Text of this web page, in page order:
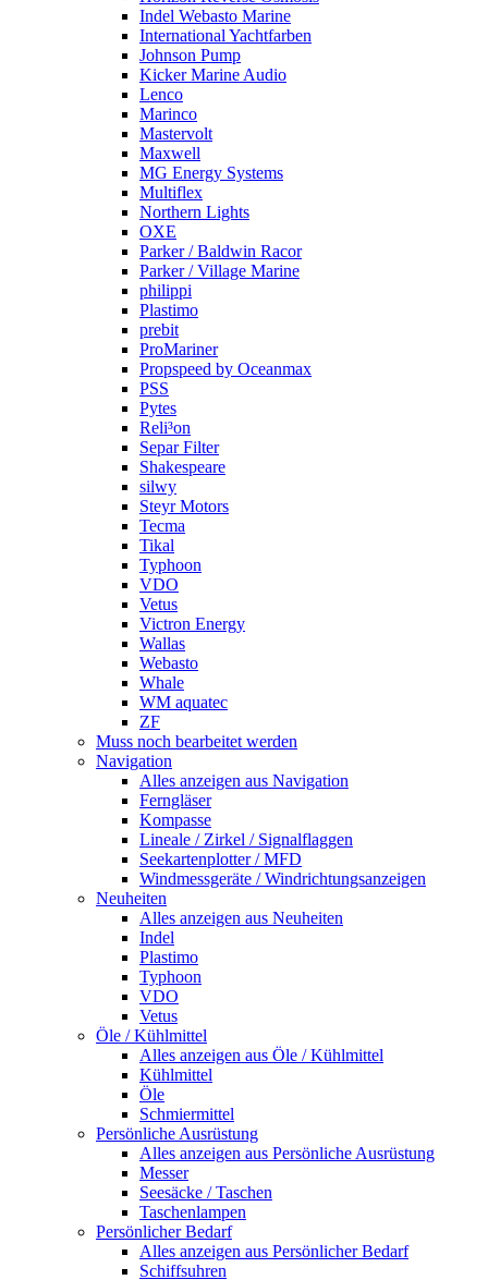
Indel Webasto Marine
International Yachtfarben
Johnson Pump
Kicker Marine Audio
Lenco
Marinco
Mastervolt
Maxwell
MG Energy Systems
Multiflex
Northern Lights
OXE
Parker / Baldwin Racor
Parker / Village Marine
philippi
Plastimo
prebit
ProMariner
Propspeed by Oceanmax
PSS
Pytes
Reli³on
Separ Filter
Shakespeare
silwy
Steyr Motors
Tecma
Tikal
Typhoon
VDO
Vetus
Victron Energy
Wallas
Webasto
Whale
WM aquatec
ZF
Muss noch bearbeitet werden
Navigation
Alles anzeigen aus Navigation
Ferngläser
Kompasse
Lineale / Zirkel / Signalflaggen
Seekartenplotter / MFD
Windmessgeräte / Windrichtungsanzeigen
Neuheiten
Alles anzeigen aus Neuheiten
Indel
Plastimo
Typhoon
VDO
Vetus
Öle / Kühlmittel
Alles anzeigen aus Öle / Kühlmittel
Kühlmittel
Öle
Schmiermittel
Persönliche Ausrüstung
Alles anzeigen aus Persönliche Ausrüstung
Messer
Seesäcke / Taschen
Taschenlampen
Persönlicher Bedarf
Alles anzeigen aus Persönlicher Bedarf
Schiffsuhren